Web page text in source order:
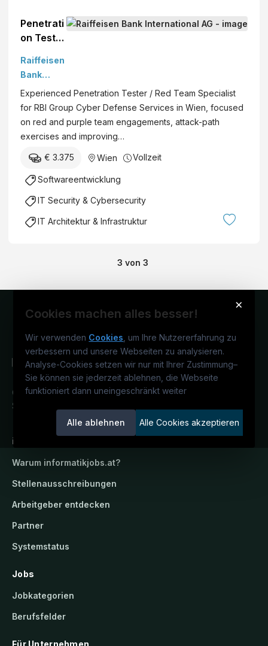
Penetrati
on Tester
team
Specialis
t (f/m/x)
Raiffeisen
Bank
Internatio
nal AG
Experienced Penetration Tester / Red Team Specialist
for RBI Group Cyber Defense Services in Wien, focused
on red and purple team engagements, attack-path
exercises and improving…
€ 3.375 Wien Vollzeit
Softwareentwicklung
IT Security & Cybersecurity
IT Architektur & Infrastruktur
3 von 3
×
Cookies machen alles besser!
Wir verwenden Cookies , um Ihre Nutzererfahrung zu
verbessern und unsere Webseiten zu analysieren.
Analyse-Cookies setzen wir nur mit Ihrer Zustimmung–
Sie können sie jederzeit ablehnen, die Webseite
funktioniert dann uneingeschränkt weiter
Alle ablehnen Alle Cookies akzeptieren
Österreichs IT-Karriereportal.Ein
Service der candidatis GmbH.
informatikjobs.at
Warum informatikjobs.at?
Stellenausschreibungen
Arbeitgeber entdecken
Partner
Systemstatus
Jobs
Jobkategorien
Berufsfelder
Für Unternehmen